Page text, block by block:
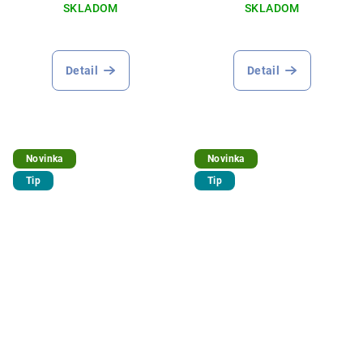
SKLADOM
Detail
SKLADOM
Detail
Novinka
Tip
Novinka
Tip